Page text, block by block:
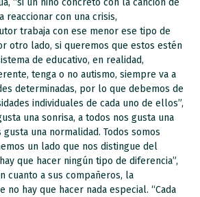
“si un niño concreto con la canción de
reaccionar con una crisis,
trabaja con ese menor ese tipo de
otro lado, si queremos que estos estén
de educativo, en realidad,
tenga o no autismo, siempre va a
determinadas, por lo que debemos de
individuales de cada uno de ellos”,
una sonrisa, a todos nos gusta una
una normalidad. Todos somos
un lado que nos distingue del
que hacer ningún tipo de diferencia”,
cuanto a sus compañeros, la
no hay que hacer nada especial. “Cada